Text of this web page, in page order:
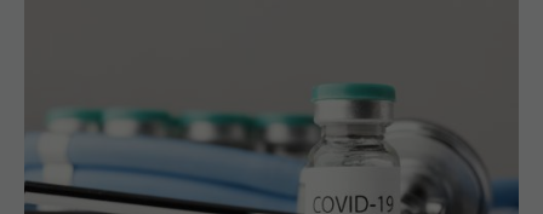
FDA aprobă vaccinul Novavax COVID, dar doar